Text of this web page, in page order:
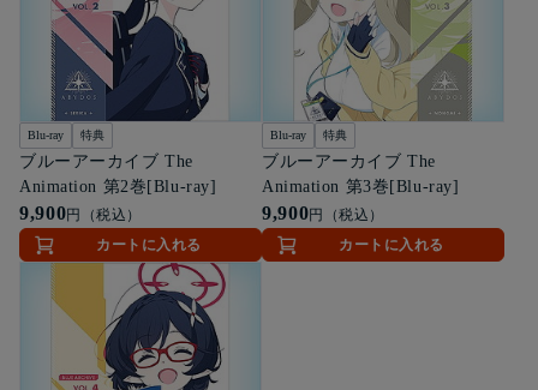
Blu-ray 特典
ブルーアーカイブ The
Animation 第2巻[Blu-ray]
9,900円（税込）
カートに入れる
Blu-ray 特典
ブルーアーカイブ The
Animation 第3巻[Blu-ray]
9,900円（税込）
カートに入れる